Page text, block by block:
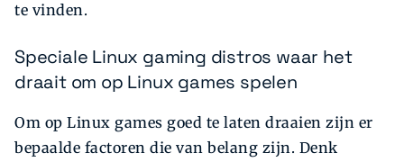
te vinden.
Speciale Linux gaming distros waar het
draait om op Linux games spelen
Om op Linux games goed te laten draaien zijn er
bepaalde factoren die van belang zijn. Denk